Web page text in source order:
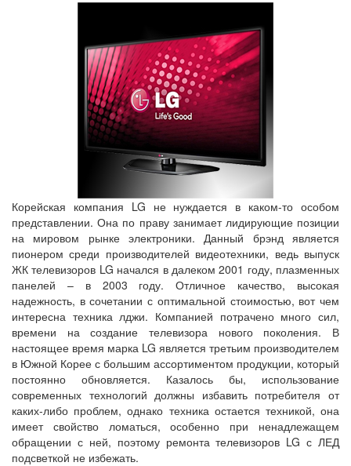
Корейская компания LG не нуждается в каком-то особом
представлении. Она по праву занимает лидирующие позиции
на мировом рынке электроники. Данный брэнд является
пионером среди производителей видеотехники, ведь выпуск
ЖК телевизоров LG начался в далеком 2001 году, плазменных
панелей – в 2003 году. Отличное качество, высокая
надежность, в сочетании с оптимальной стоимостью, вот чем
интересна техника лджи. Компанией потрачено много сил,
времени на создание телевизора нового поколения. В
настоящее время марка LG является третьим производителем
в Южной Корее с большим ассортиментом продукции, который
постоянно обновляется. Казалось бы, использование
современных технологий должны избавить потребителя от
каких-либо проблем, однако техника остается техникой, она
имеет свойство ломаться, особенно при ненадлежащем
обращении с ней, поэтому ремонта телевизоров LG с ЛЕД
подсветкой не избежать.